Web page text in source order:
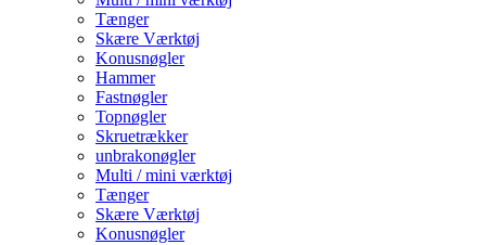
Tænger
Skære Værktøj
Konusnøgler
Hammer
Fastnøgler
Topnøgler
Skruetrækker
unbrakonøgler
Multi / mini værktøj
Tænger
Skære Værktøj
Konusnøgler